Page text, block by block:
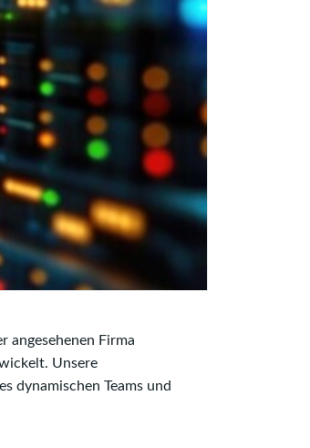
angesehenen Firma
Unsere
dynamischen Teams und